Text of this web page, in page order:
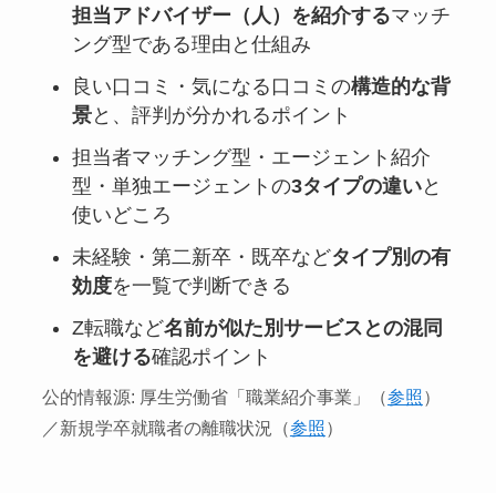
担当アドバイザー（人）を紹介するマッチ
ング型である理由と仕組み
良い口コミ・気になる口コミの構造的な背
景と、評判が分かれるポイント
担当者マッチング型・エージェント紹介
型・単独エージェントの3タイプの違いと
使いどころ
未経験・第二新卒・既卒などタイプ別の有
効度を一覧で判断できる
Z転職など名前が似た別サービスとの混同
を避ける確認ポイント
公的情報源: 厚生労働省「職業紹介事業」（参照）
／新規学卒就職者の離職状況（参照）